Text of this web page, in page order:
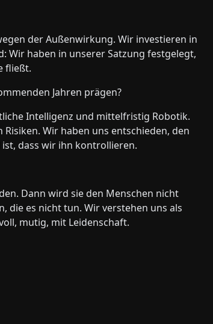
der Außenwirkung. Wir investieren in
Wir haben in unserer Satzung festgelegt,
fließt.
Jahren prägen?
Intelligenz und mittelfristig Robotik.
Wir haben uns entschieden, den
dass wir ihn kontrollieren.
Dann wird sie den Menschen nicht
die es nicht tun. Wir verstehen uns als
mutig, mit Leidenschaft.